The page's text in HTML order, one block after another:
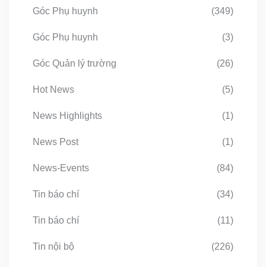
Góc Phụ huynh (349)
Góc Phụ huynh (3)
Góc Quản lý trường (26)
Hot News (5)
News Highlights (1)
News Post (1)
News-Events (84)
Tin báo chí (34)
Tin báo chí (11)
Tin nội bộ (226)